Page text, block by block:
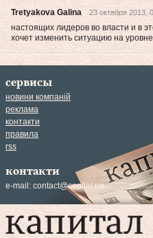
Tretyakova Galina 23 октября 2013,
настоящих лидеров во власти и в
хочет изменить ситуацию на
сервисы
новини компаній
реклама
контакти
правила
rss
контакти
e-mail: contact@capital.ua